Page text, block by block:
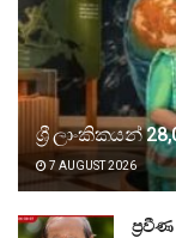
ශ්‍රී ලාංකිකයන්
7 AUGUST 2026